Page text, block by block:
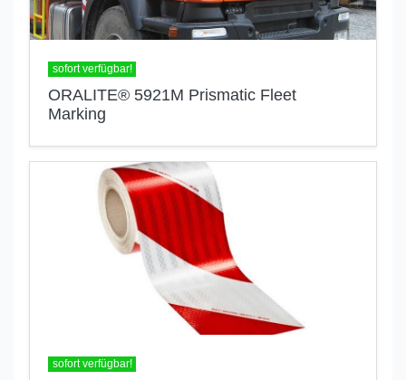
sofort verfügbar!
ORALITE® 5921M Prismatic Fleet
Marking
sofort verfügbar!